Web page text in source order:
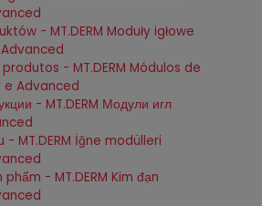
- MT.DERM Moduły igłowe
- MT.DERM Módulos de
e Advanced
- MT.DERM Модули игл
- MT.DERM İğne modülleri
- MT.DERM Kim đạn